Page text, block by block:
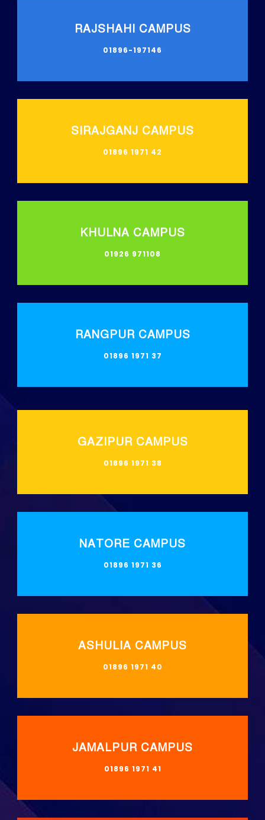
RAJSHAHI CAMPUS
01896-197146
SIRAJGANJ CAMPUS
01896 1971 42
KHULNA CAMPUS
01926 971108
RANGPUR CAMPUS
01896 1971 37
GAZIPUR CAMPUS
01896 1971 38
NATORE CAMPUS
01896 1971 36
ASHULIA CAMPUS
01896 1971 40
JAMALPUR CAMPUS
01896 1971 41